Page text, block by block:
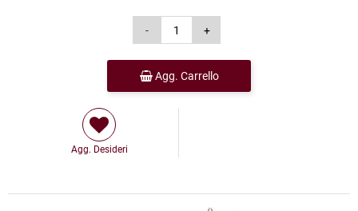
Agg. Carrello
Agg. Desideri